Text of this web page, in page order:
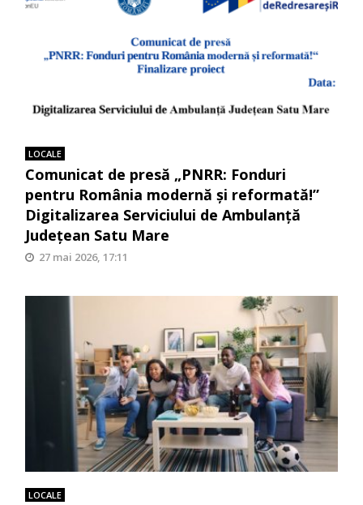
LOCALE
Comunicat de presă „PNRR: Fonduri
pentru România modernă și reformată!”
Digitalizarea Serviciului de Ambulanță
Județean Satu Mare
27 mai 2026, 17:11
LOCALE